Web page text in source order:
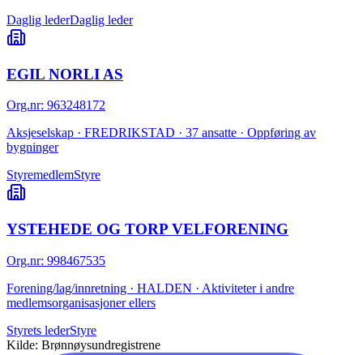
Daglig lederDaglig leder
EGIL NORLI AS
Org.nr: 963248172
Aksjeselskap · FREDRIKSTAD · 37 ansatte · Oppføring av
bygninger
StyremedlemStyre
YSTEHEDE OG TORP VELFORENING
Org.nr: 998467535
Forening/lag/innretning · HALDEN · Aktiviteter i andre
medlemsorganisasjoner ellers
Styrets lederStyre
Kilde: Brønnøysundregistrene